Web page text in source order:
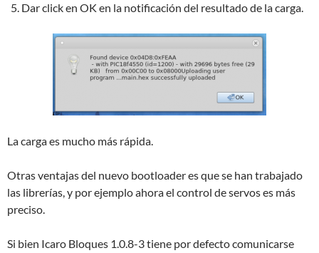
Dar click en OK en la notificación del resultado de la carga.
La carga es mucho más rápida.
Otras ventajas del nuevo bootloader es que se han trabajado
las librerías, y por ejemplo ahora el control de servos es más
preciso.
Si bien Icaro Bloques 1.0.8-3 tiene por defecto comunicarse